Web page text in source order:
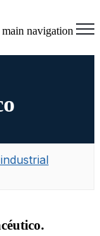
navigation